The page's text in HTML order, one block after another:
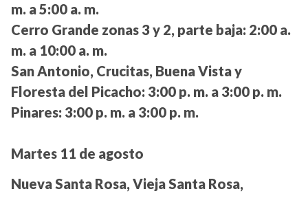
m. a 5:00 a. m.
Cerro Grande zonas 3 y 2, parte baja: 2:00 a.
m. a 10:00 a. m.
San Antonio, Crucitas, Buena Vista y
Floresta del Picacho: 3:00 p. m. a 3:00 p. m.
Pinares: 3:00 p. m. a 3:00 p. m.
Martes 11 de agosto
Nueva Santa Rosa, Vieja Santa Rosa,